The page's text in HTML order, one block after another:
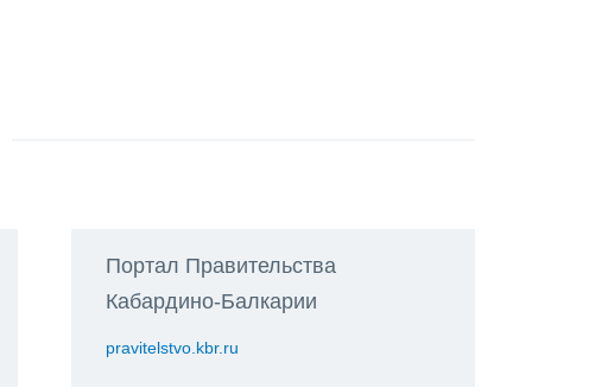
Портал Правительства
Кабардино-Балкарии
pravitelstvo.kbr.ru